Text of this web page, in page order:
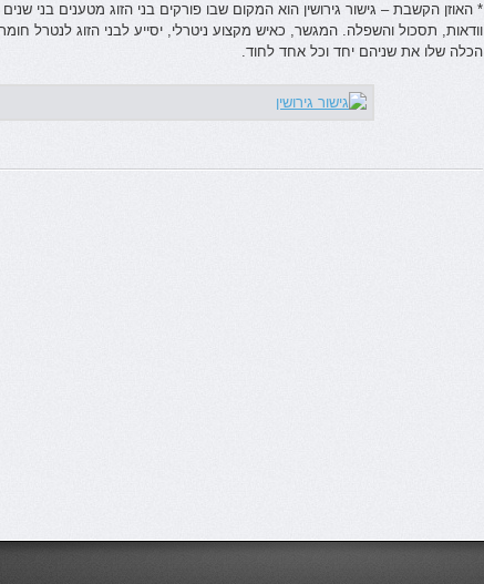
* האוזן הקשבת – גישור גירושין הוא המקום שבו פורקים בני הזוג מטענים בני
וודאות, תסכול והשפלה. המגשר, כאיש מקצוע ניטרלי, יסייע לבני הזוג לנטרל
הכלה שלו את שניהם יחד וכל אחד לחוד.